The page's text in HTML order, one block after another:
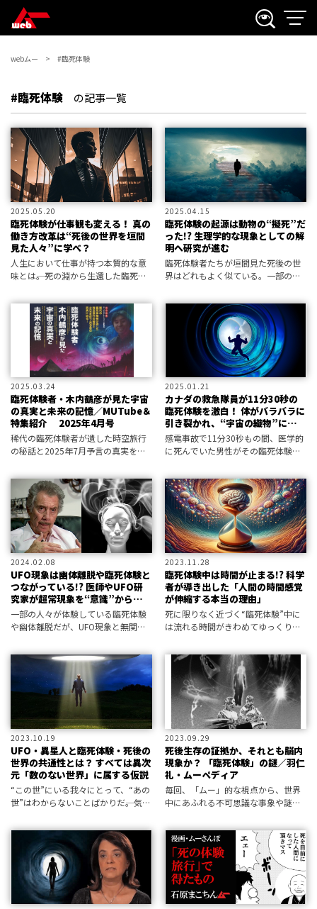
webムー #臨死体験
#臨死体験 の記事一覧
2025.05.20
臨死体験が仕事観も変える！ 真の
働き方改革は“死後の世界を垣間
見た人々”に学べ？
人生において仕事が持つ本質的な意
味とは――。死の淵から生還した臨死体
ているという。臨死体験が仕事に対
する価値観を劇的に変えているとい
うのだ。
2025.04.15
臨死体験の起源は動物の“擬死”だ
った!? 生理学的な現象としての解
明へ研究が進む
臨死体験者たちが垣間見た死後の世
界はどれもよく似ている。一部の科
とは生理学的現象であり、瀕死の事
態に直面した生物の“最終奥義”だと
考えているようだ。
2025.03.24
臨死体験者・木内鶴彦が見た宇宙
の真実と未来の記憶／MUTube＆
特集紹介 2025年4月号
稀代の臨死体験者が遺した時空旅行
の秘話と2025年7月予言の真実を三
2025.01.21
カナダの救急隊員が11分30秒の
臨死体験を激白！ 体がバラバラに
引き裂かれ、“宇宙の織物”になる
感覚とは？
感電事故で11分30秒もの間、医学的
に死んでいた男性がその臨死体験に
平穏な世界であったという――。
2024.02.08
UFO現象は幽体離脱や臨死体験と
つながっている!? 医師やUFO研
究家が超常現象を“意識”から分析
する
一部の人々が体験している臨死体験
や幽体離脱だが、UFO現象と無関係
る時にポイントとなるのが、我々
の“意識”についての考え方だ。
2023.11.28
臨死体験中は時間が止まる!? 科学
者が導き出した「人間の時間感覚
が伸縮する本当の理由」
死に限りなく近づく“臨死体験”中に
は流れる時間がきわめてゆっくりに
時間心理学者が説明している。そし
て、そもそも時間はさまざまな条件
によってフレキシブルに伸び縮みし
ている
2023.10.19
UFO・異星人と臨死体験・死後の
世界の共通性とは？ すべては異次
元「数のない世界」に属する仮説
“この世”にいる我々にとって、“あの
世”はわからないことばかりだ――。気鋭
UFOも“あの世”に属するものであ
り、そこは“別次元”であるとの自説
を展開している。
2023.09.29
死後生存の証拠か、それとも脳内
現象か？ 「臨死体験」の謎／羽仁
礼・ムーペディア
毎回、「ムー」的な視点から、世界
中にあふれる不可思議な事象や謎め
ィア。 今回は、死の淵から生還した
人々が、昏睡状態の中で経験したと
語る一連のヴィジョンや感覚につい
て取り